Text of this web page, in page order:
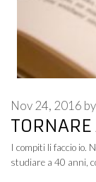
Nov 24, 2016 by
I compiti li faccio io.
studiare a 40 anni,